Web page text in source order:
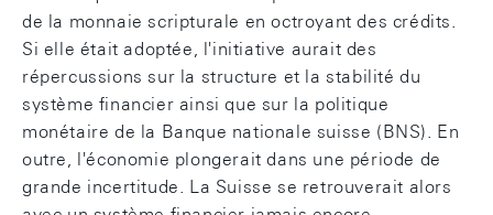
de la monnaie scripturale en octroyant des crédits.
Si elle était adoptée, l'initiative aurait des
répercussions sur la structure et la stabilité du
système financier ainsi que sur la politique
monétaire de la Banque nationale suisse (BNS). En
outre, l'économie plongerait dans une période de
grande incertitude. La Suisse se retrouverait alors